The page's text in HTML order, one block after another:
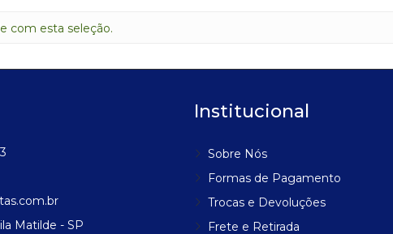
com esta seleção.
Matilde - SP
Institucional
Sobre Nós
Formas de Pagamento
Trocas e Devoluções
Frete e Retirada